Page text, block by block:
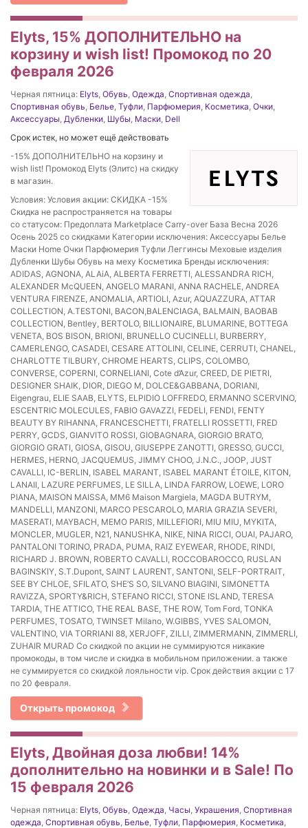
Elyts, 15% ДОПОЛНИТЕЛЬНО на
корзину и wish list! Промокод по 20
февраля 2026
Черная пятница: Elyts Обувь Одежда Спортивная одежда
Спортивная обувь Белье Туфли Парфюмерия Косметика Очки
Аксессуары Дубленки Шубы Маски Dell
Срок истек, но может ещё действовать
-15% ДОПОЛНИТЕЛЬНО на корзину и
wish list! Промокод Elyts (Элитс) на скидку
в магазин.
Условия: Условия акции: СКИДКА -15%
Скидка не распространяется на товары
со статусом: Предоплата Marketplace Carry-over База Весна 2026
Осень 2025 cо скидками Категории исключения: Аксессуары Белье
Маски Home Очки Парфюмерия Туфли Леггинсы Меховые изделия
Дубленки Шубы Обувь на меху Косметика Бренды исключения:
ADIDAS, AGNONA, ALAiA, ALBERTA FERRETTI, ALESSANDRA RICH,
ALEXANDER McQUEEN, ANGELO MARANI, ANNA RACHELE, ANDREA
VENTURA FIRENZE, ANOMALIA, ARTIOLI, Azur, AQUAZZURA, ATTAR
COLLECTION, A.TESTONI, BACON,BALENСIAGA, BALMAIN, BAOBAB
COLLECTION, Bentley, BERTOLO, BILLIONAIRE, BLUMARINE, BOTTEGA
VENETA, BOS BISON, BRIONI, BRUNELLO CUCINELLI, BURBERRY,
CAMERLENGO, CASADEI, CESARE ATTOLINI, CELINE, CERRUTI, CHANEL,
CHARLOTTE TILBURY, CHROME HEARTS, CLIPS, COLOMBO,
CONVERSE, COPERNI, CORNELIANI, Cote d’Azur, CREED, DE PIETRI,
DESIGNER SHAIK, DIOR, DIEGO M, DOLCE&GABBANA, DORIANI,
Eigengrau, ELIE SAAB, ELYTS, ELPIDIO LOFFREDO, ERMANNO SCERVINO,
ESCENTRIC MOLECULES, FABIO GAVAZZI, FEDELI, FENDI, FENTY
BEAUTY BY RIHANNA, FRANCESCHETTI, FRATELLI ROSSETTI, FRED
PERRY, GCDS, GIANVITO ROSSI, GIOBAGNARA, GIORGIO BRATO,
GIORGIO GRATI, GIOSA, GISOU, GIUSEPPE ZANOTTI, GRESSO, GUCCI,
HERMES, HERNO, JACQUEMUS, JIMMY CHOO, J.N.C., JOOP, JUST
CAVALLI, IC-BERLIN, ISABEL MARANT, ISABEL MARANT ÉTOILE, KITON,
LANAII, LAZURE PERFUMES, LE SILLA, LINDA FARROW, LOEWE, LORO
PIANA, MAISON MAISSA, MM6 Maison Margiela, MAGDA BUTRYM,
MANDELLI, MANZONI, MARCO PESCAROLO, MARIA GRAZIA SEVERI,
MASERATI, MAYBACH, MEMO PARIS, MILLEFIORI, MIU MIU, MYKITA,
MONCLER, MUGLER, N21, NANUSHKA, NIKE, NINA RICCI, OUAI, PAJARO,
PANTALONI TORINO, PRADA, PUMA, RAIZ EYEWEAR, RHODE, RINDI,
RICHARD J. BROWN, ROBERTO CAVALLI, ROCCOBAROCCO, RUSLAN
BAGINSKIY, S.T.Dupont, SAINT LAURENT, SANTONI, SELF-PORTRAIT,
SEE BY CHLOE, SFILATO, SHE’S SO, SILVANO BIAGINI, SIMONETTA
RAVIZZA, SPORTY&RICH, STEFANO RICCI, STONE ISLAND, TERESA
TARDIA, THE ATTICO, THE REAL BASE, THE ROW, Tom Ford, TONKA
PERFUMES, TOSATO, TWINSET Milano, W.GIBBS, YVES SALOMON,
VALENTINO, VIA TORRIANI 88, XERJOFF, ZILLI, ZIMMERMANN, ZIMMERLI,
ZUHAIR MURAD Со скидкой по акции не суммируются никакие
промокоды, в том числе и скидка в мобильном приложении. а также
не суммируется со скидкой лояльности vip. Срок действия акции с 17
по 20 февраля.
Открыть промокод
Elyts, Двойная доза любви! 14%
дополнительно на новинки и в Sale! По
15 февраля 2026
Черная пятница: Elyts Обувь Одежда Часы Украшения Спортивная
одежда Спортивная обувь Белье Туфли Парфюмерия Косметика